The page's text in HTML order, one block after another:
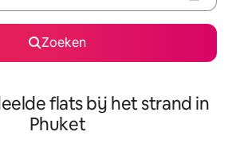
Zoeken
flats bij het strand in
Phuket